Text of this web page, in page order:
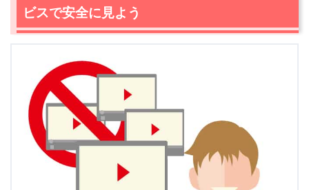
ビスで安全に見よう